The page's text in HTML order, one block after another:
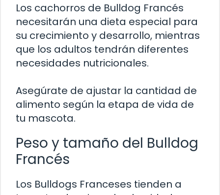
Los cachorros de Bulldog Francés
necesitarán una dieta especial para
su crecimiento y desarrollo, mientras
que los adultos tendrán diferentes
necesidades nutricionales.
Asegúrate de ajustar la cantidad de
alimento según la etapa de vida de
tu mascota.
Peso y tamaño del Bulldog
Francés
Los Bulldogs Franceses tienden a